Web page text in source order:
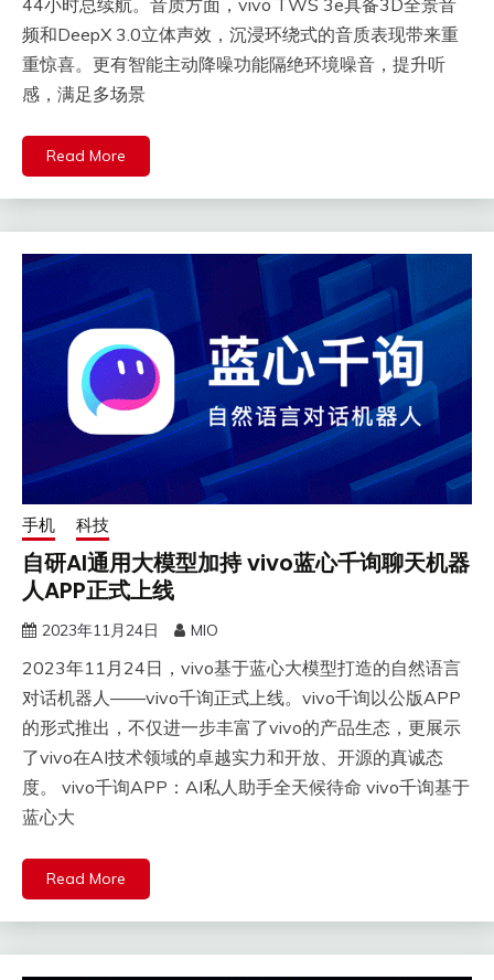
频和DeepX 3.0立体声效，沉浸环绕式的音质表现带来重
重惊喜。更有智能主动降噪功能隔绝环境噪音，提升听
感，满足多场景
Read More
手机 科技
自研AI通用大模型加持 vivo蓝心千询聊天机器
人APP正式上线
2023年11月24日 MIO
2023年11月24日，vivo基于蓝心大模型打造的自然语言
对话机器人——vivo千询正式上线。vivo千询以公版APP
的形式推出，不仅进一步丰富了vivo的产品生态，更展示
了vivo在AI技术领域的卓越实力和开放、开源的真诚态
度。 vivo千询APP：AI私人助手全天候待命 vivo千询基于
蓝心大
Read More